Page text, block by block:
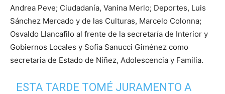
Andrea Peve; Ciudadanía, Vanina Merlo; Deportes, Luis
Sánchez Mercado y de las Culturas, Marcelo Colonna;
Osvaldo Llancafilo al frente de la secretaría de Interior y
Gobiernos Locales y Sofía Sanucci Giménez como
secretaria de Estado de Niñez, Adolescencia y Familia.
ESTA TARDE TOMÉ JURAMENTO A